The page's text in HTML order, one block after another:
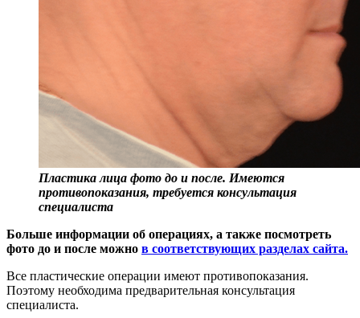
Пластика лица фото до и после. Имеются
противопоказания, требуется консультация
специалиста
Больше информации об операциях, а также посмотреть
фото до и после можно в соответствующих разделах сайта.
Все пластические операции имеют противопоказания.
Поэтому необходима предварительная консультация
специалиста.